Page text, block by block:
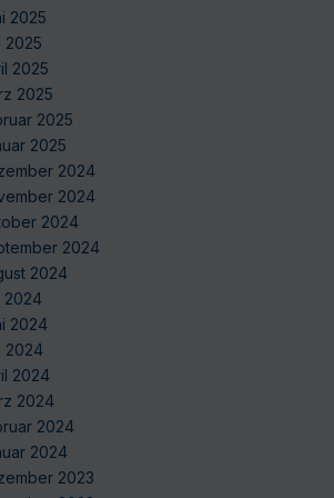
2025
2025
2025
2025
2025
2025
2024
2024
2024
2024
2024
2024
2024
2024
2024
2024
2024
2024
2023